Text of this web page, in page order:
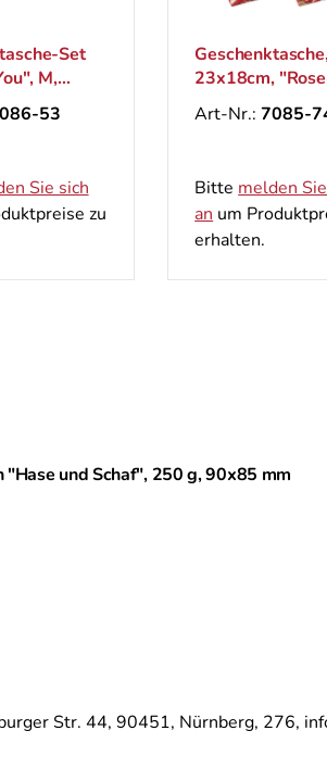
Set
M,
53
Sie sich
zu
23x18cm,
Geschenk 3D"
Art-Nr.:7085-
Bitte melden
an um
erhalten.
und Schaf", 250 g, 90х85 mm
Str. 44, 90451, Nürnberg, 276,